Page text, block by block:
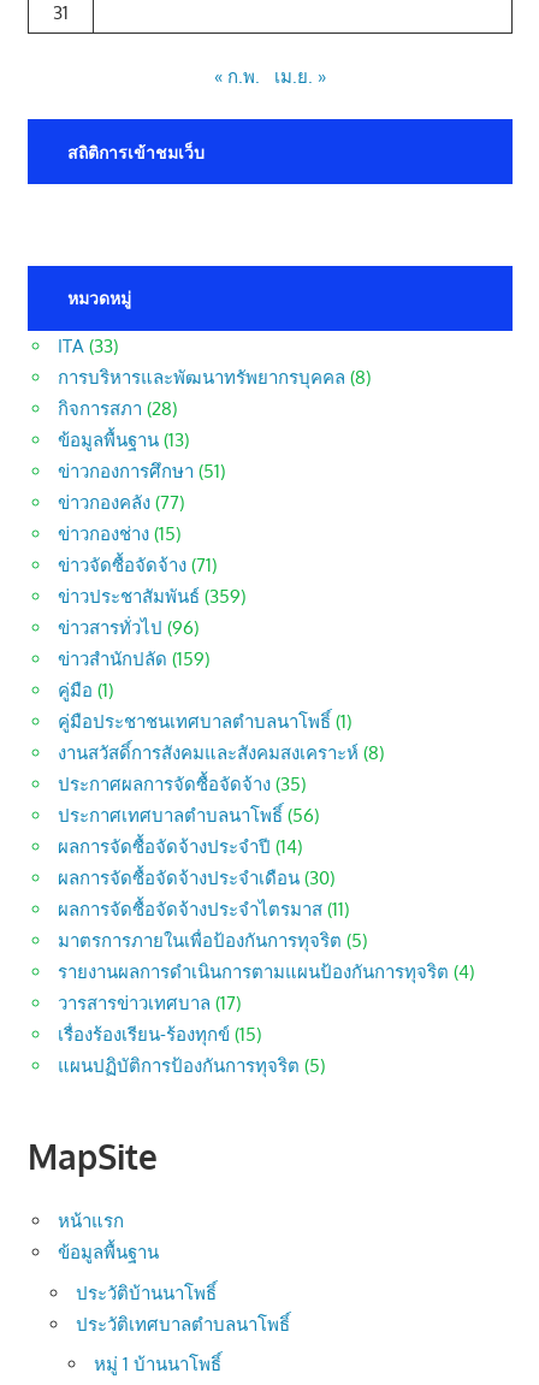
31
« ก.พ. เม.ย. »
สถิติการเข้าชมเว็บ
หมวดหมู่
ITA (33)
การบริหารและพัฒนาทรัพยากรบุคคล (8)
กิจการสภา (28)
ข้อมูลพื้นฐาน (13)
ข่าวกองการศึกษา (51)
ข่าวกองคลัง (77)
ข่าวกองช่าง (15)
ข่าวจัดซื้อจัดจ้าง (71)
ข่าวประชาสัมพันธ์ (359)
ข่าวสารทั่วไป (96)
ข่าวสำนักปลัด (159)
คู่มือ (1)
คู่มือประชาชนเทศบาลตำบลนาโพธิ์ (1)
งานสวัสดิ์การสังคมและสังคมสงเคราะห์ (8)
ประกาศผลการจัดซื้อจัดจ้าง (35)
ประกาศเทศบาลตำบลนาโพธิ์ (56)
ผลการจัดซื้อจัดจ้างประจำปี (14)
ผลการจัดซื้อจัดจ้างประจำเดือน (30)
ผลการจัดซื้อจัดจ้างประจำไตรมาส (11)
มาตรการภายในเพื่อป้องกันการทุจริต (5)
รายงานผลการดำเนินการตามแผนป้องกันการทุจริต (4)
วารสารข่าวเทศบาล (17)
เรื่องร้องเรียน-ร้องทุกข์ (15)
แผนปฏิบัติการป้องกันการทุจริต (5)
MapSite
หน้าแรก
ข้อมูลพื้นฐาน
ประวัติบ้านนาโพธิ์
ประวัติเทศบาลตำบลนาโพธิ์
หมู่ 1 บ้านนาโพธิ์